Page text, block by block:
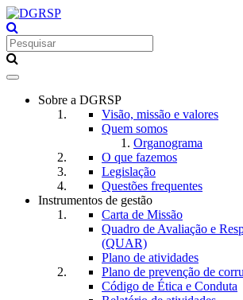
Toggle
navigationSobre a DGRSP
Visão, missão e valores
Quem somos
Organograma
O que fazemos
Legislação
Questões frequentes
Instrumentos de gestão
Carta de Missão
Quadro de Avaliação e
(QUAR)
Plano de atividades
Plano de prevenção de
Código de Ética e Conduta